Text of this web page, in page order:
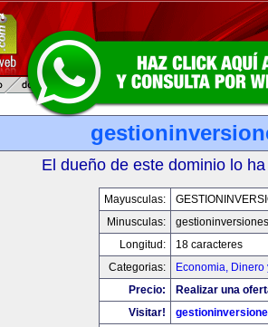
El dueño de este dominio lo
Mayusculas:
Minusculas:
Longitud:
18 caracteres
Categorias:
Economia, Dinero
Precio:
Realizar una
Visitar!